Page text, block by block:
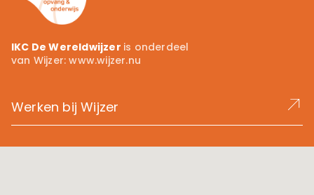
IKC De Wereldwijzer is onderdeel
van Wijzer:www.wijzer.nu
Werken bij Wijzer